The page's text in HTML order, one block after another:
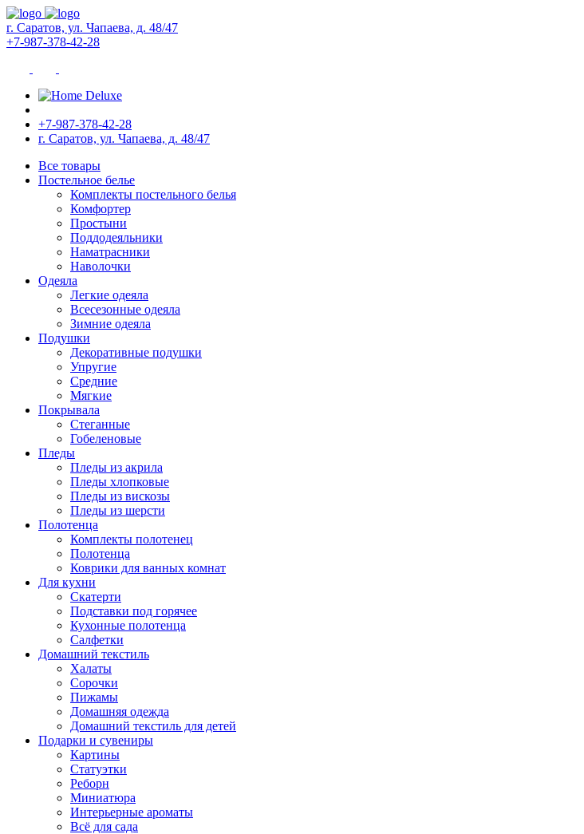
г. Саратов, ул. Чапаева, д. 48/47
+7-987-378-42-28
+7-987-378-42-28
г. Саратов, ул. Чапаева, д. 48/47
Все товары
Постельное белье
Комплекты постельного белья
Комфортер
Простыни
Поддодеяльники
Наматрасники
Наволочки
Одеяла
Легкие одеяла
Всесезонные одеяла
Зимние одеяла
Подушки
Декоративные подушки
Упругие
Средние
Мягкие
Покрывала
Стеганные
Гобеленовые
Пледы
Пледы из акрила
Пледы хлопковые
Пледы из вискозы
Пледы из шерсти
Полотенца
Комплекты полотенец
Полотенца
Коврики для ванных комнат
Для кухни
Скатерти
Подставки под горячее
Кухонные полотенца
Салфетки
Домашний текстиль
Халаты
Сорочки
Пижамы
Домашняя одежда
Домашний текстиль для детей
Подарки и сувениры
Картины
Статуэтки
Реборн
Миниатюра
Интерьерные ароматы
Всё для сада